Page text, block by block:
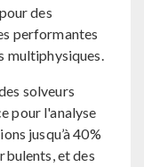
des
performantes
multiphysiques.
solveurs
pour l'analyse
jusqu’à 40%
et des